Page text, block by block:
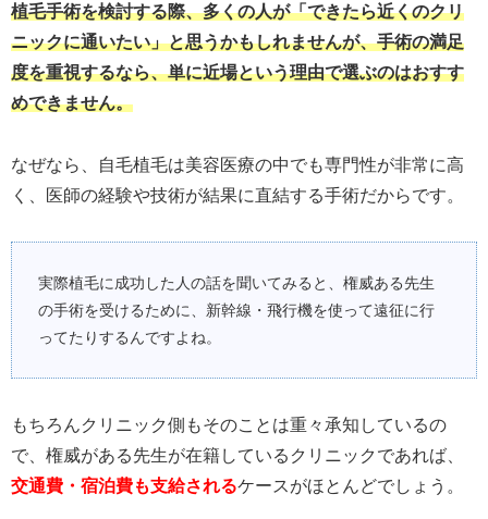
植毛手術を検討する際、多くの人が「できたら近くのクリ
ニックに通いたい」と思うかもしれませんが、手術の満足
度を重視するなら、単に近場という理由で選ぶのはおすす
めできません。
なぜなら、自毛植毛は美容医療の中でも専門性が非常に高
く、医師の経験や技術が結果に直結する手術だからです。
実際植毛に成功した人の話を聞いてみると、権威ある先生
の手術を受けるために、新幹線・飛行機を使って遠征に行
ってたりするんですよね。
もちろんクリニック側もそのことは重々承知しているの
で、権威がある先生が在籍しているクリニックであれば、
交通費・宿泊費も支給されるケースがほとんどでしょう。